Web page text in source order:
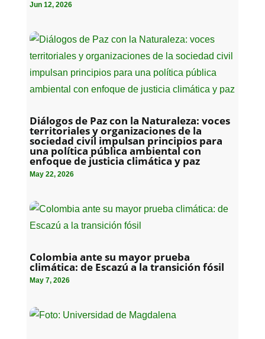
Jun 12, 2026
Diálogos de Paz con la Naturaleza: voces
territoriales y organizaciones de la
sociedad civil impulsan principios para
una política pública ambiental con
enfoque de justicia climática y paz
May 22, 2026
Colombia ante su mayor prueba
climática: de Escazú a la transición fósil
May 7, 2026